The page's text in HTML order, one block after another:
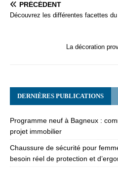
PRÉCÉDENT
Découvrez les différentes facettes
La décoration
DERNIÈRES PUBLICATIONS
Programme neuf à Bagneux :
projet immobilier
Chaussure de sécurité pour
besoin réel de protection et